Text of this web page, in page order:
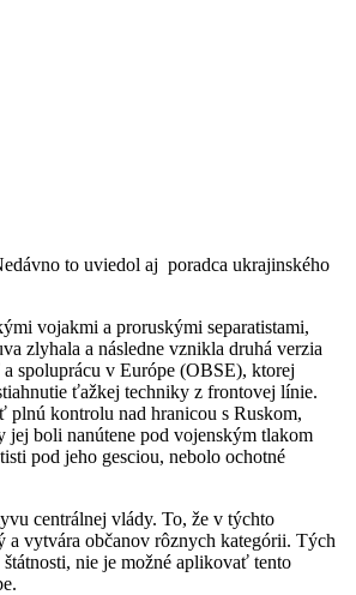
to uviedol aj poradca ukrajinského
vojakmi a proruskými separatistami,
zlyhala a následne vznikla druhá verzia
spoluprácu v Európe (OBSE), ktorej
ťažkej techniky z frontovej línie.
plnú kontrolu nad hranicou s Ruskom,
jej boli nanútene pod vojenským tlakom
pod jeho gesciou, nebolo ochotné
centrálnej vlády. To, že v týchto
vytvára občanov rôznych kategórii. Tých
nie je možné aplikovať tento